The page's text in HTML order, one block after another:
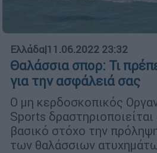
Ελλάδα|11.06.2022 23:32
Θαλάσσια σπορ: Τι
για την ασφάλειά σας
Ο μη κερδοσκοπικός
Sports
βασικό στόχο την
των θαλάσσιων